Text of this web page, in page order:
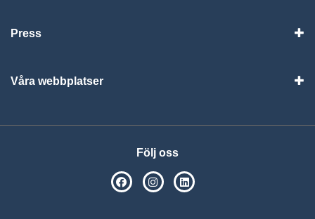
Press
Våra webbplatser
Följ oss
SPSM på Facebook
SPSM på Instagram